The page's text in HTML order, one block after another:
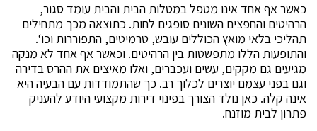
כאשר אף אחד אינו מטפל במטלות הבית והבית עומד סגור,
הרהיטים והחפצים השונים סופגים לחות. כתוצאה מכך מתחילים
תהליכי בלאי מואץ הכוללים עובש, טרמיטים, התפוררות וכו‘.
והתופעות הללו מתפשטות בין הרהיטים. וכאשר אף אחד לא מנקה
מגיעים גם מקקים, עשים ועכברים, ואלו מאיצים את ההרס בדירה
וגם בפני עצמם יוצרים לכלוך רב. כך שהתמודדות עם הבעיה היא
אינה קלה. כאן נולד הצורך בפינוי דירות מקצועי היודע להעניק
פתרון לבית מוזנח.